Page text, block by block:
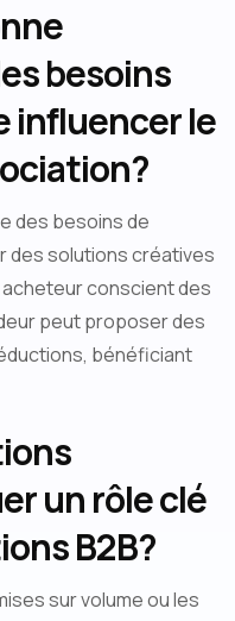
besoins
influencer le
des besoins de
des solutions créatives
conscient des
peut proposer des
bénéficiant
un rôle clé
B2B?
sur volume ou les